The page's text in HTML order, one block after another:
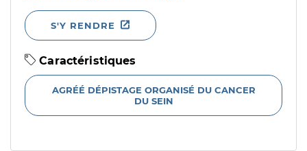
S'Y RENDRE
Caractéristiques
AGRÉÉ DÉPISTAGE ORGANISÉ DU CANCER
DU SEIN